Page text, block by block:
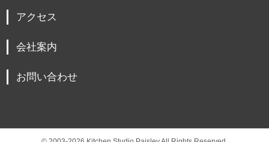
アクセス
会社案内
お問い合わせ